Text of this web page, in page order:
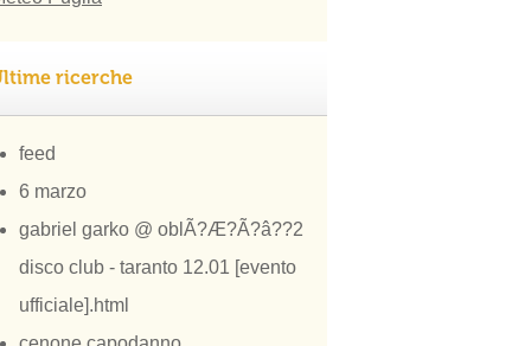
ricerche
feed
6 marzo
gabriel garko @ oblÃ?Æ?Ã?â??2
disco club - taranto 12.01 [evento
ufficiale].html